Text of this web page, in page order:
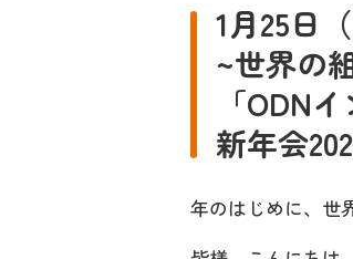
1月25日
~世界の
「ODN
新年会
年のはじめに、世